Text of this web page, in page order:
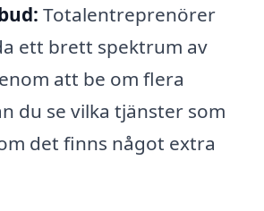
Totalentreprenörer
ett brett spektrum av
att be om flera
du se vilka tjänster som
det finns något extra